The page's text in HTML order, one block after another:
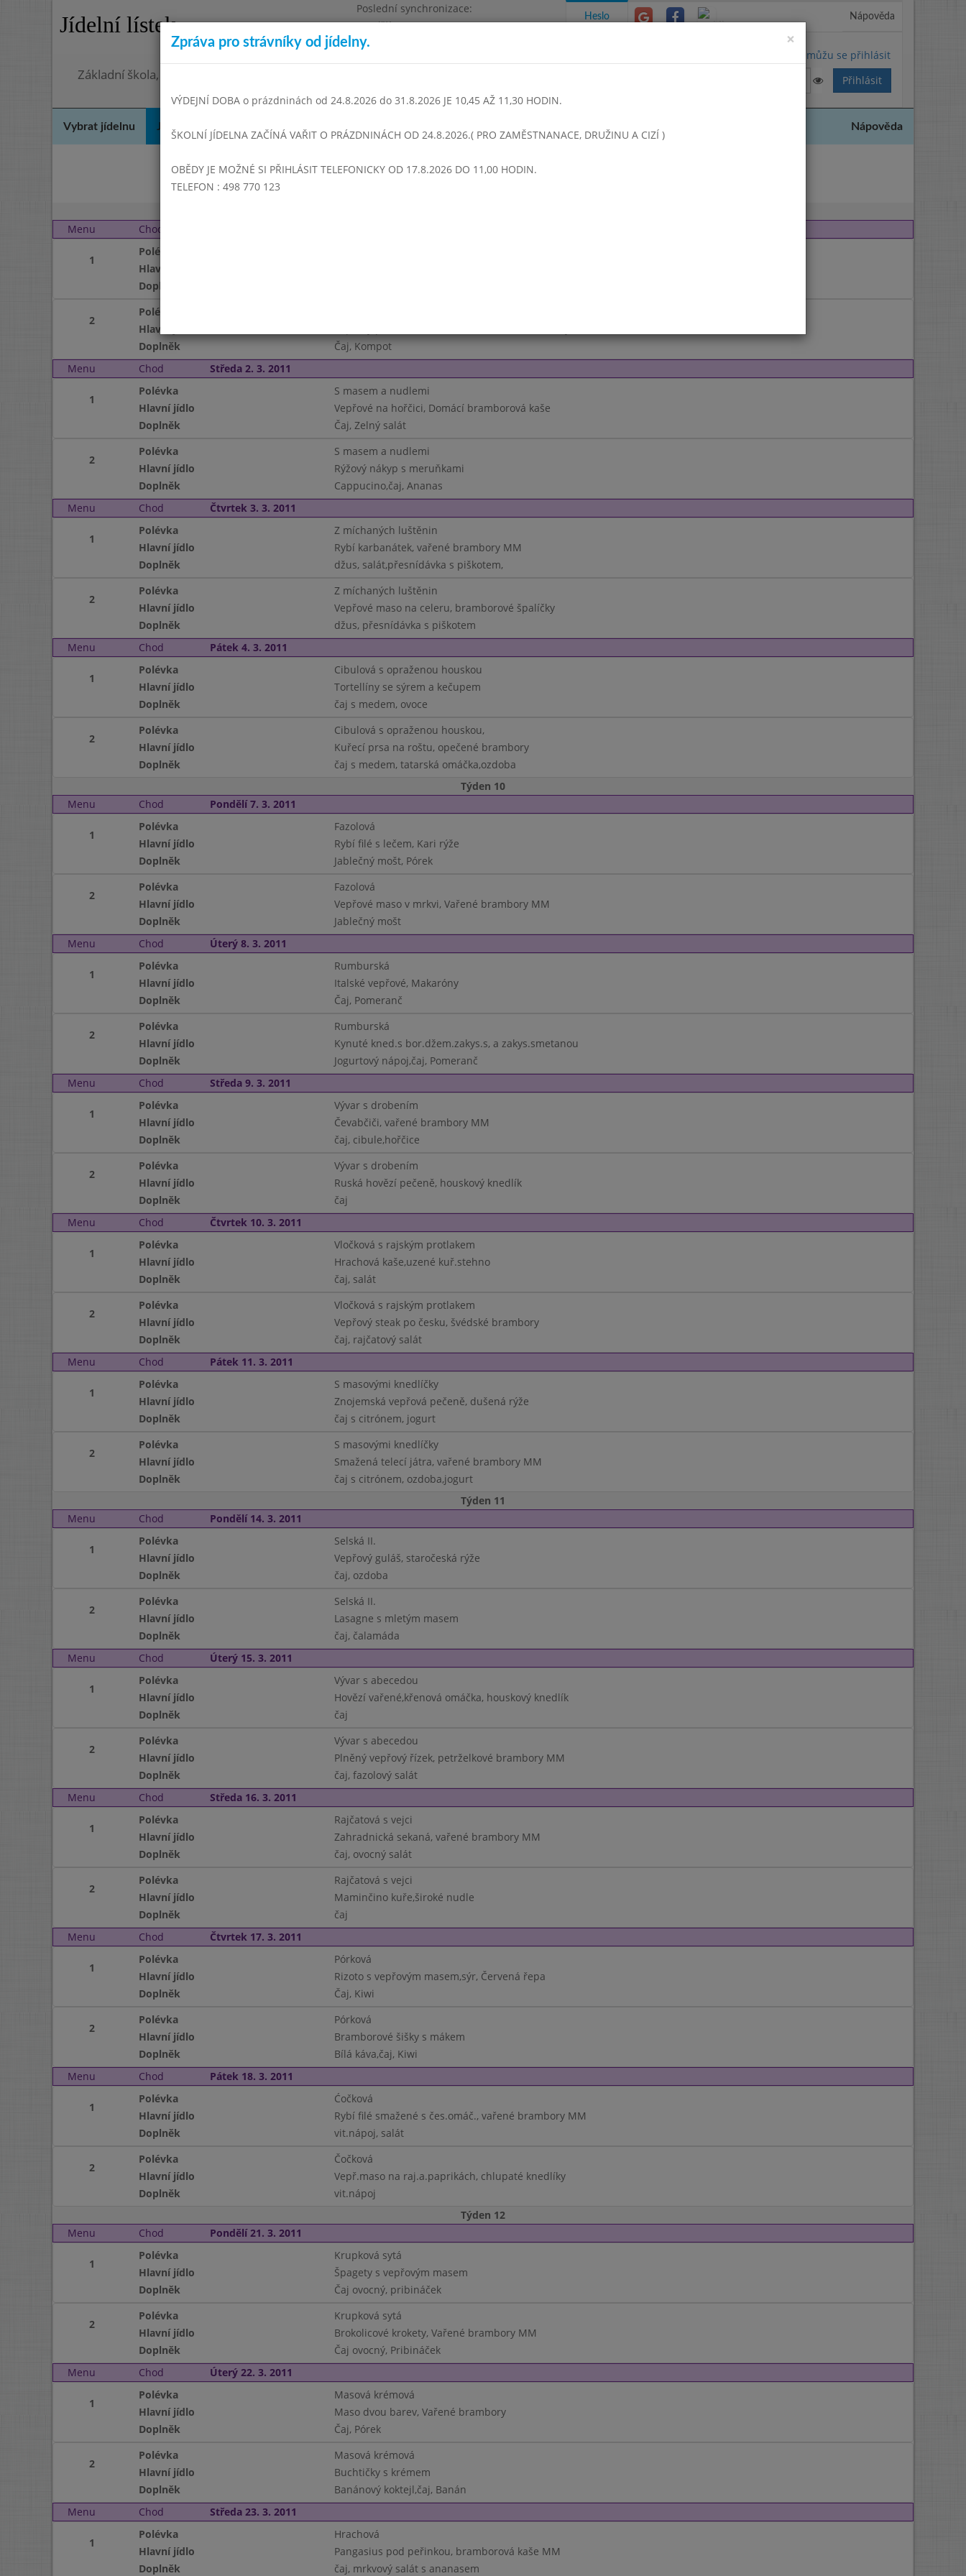
Jídelní lístek
Poslední synchronizace:
Pondělí 3.8.2026 9:06
Omezení objednávek
Základní škola, Hradec Králové, Bezručova 1468
Heslo Nápověda
Nemůžu se přihlásit
Vybrat jídelnu Jídelní lístek Nápověda
Leden 2011 Únor 2011 Březen 2011 Duben 2011
Menu
Chod
1
Polévka
Hlavní jídlo
Doplněk
2
Polévka
Hlavní jídlo
Doplněk
Čaj, Kompot
Menu
Chod Středa 2. 3. 2011
1
Polévka
S masem a nudlemi
Hlavní jídlo
Vepřové na hořčici, Domácí bramborová kaše
Doplněk
Čaj, Zelný salát
2
Polévka
S masem a nudlemi
Hlavní jídlo
Rýžový nákyp s meruňkami
Doplněk
Cappucino,čaj, Ananas
Menu
Chod Čtvrtek 3. 3. 2011
1
Polévka
Z míchaných luštěnin
Hlavní jídlo
Rybí karbanátek, vařené brambory MM
Doplněk
džus, salát,přesnídávka s piškotem,
2
Polévka
Z míchaných luštěnin
Hlavní jídlo
Vepřové maso na celeru, bramborové špalíčky
Doplněk
džus, přesnídávka s piškotem
Menu
Chod Pátek 4. 3. 2011
1
Polévka
Cibulová s opraženou houskou
Hlavní jídlo
Tortellíny se sýrem a kečupem
Doplněk
čaj s medem, ovoce
2
Polévka
Cibulová s opraženou houskou,
Hlavní jídlo
Kuřecí prsa na roštu, opečené brambory
Doplněk
čaj s medem, tatarská omáčka,ozdoba
Týden 10
Menu
Chod Pondělí 7. 3. 2011
1
Polévka
Fazolová
Hlavní jídlo
Rybí filé s lečem, Kari rýže
Doplněk
Jablečný mošt, Pórek
2
Polévka
Fazolová
Hlavní jídlo
Vepřové maso v mrkvi, Vařené brambory MM
Doplněk
Jablečný mošt
Menu
Chod Úterý 8. 3. 2011
1
Polévka
Rumburská
Hlavní jídlo
Italské vepřové, Makaróny
Doplněk
Čaj, Pomeranč
2
Polévka
Rumburská
Hlavní jídlo
Kynuté kned.s bor.džem.zakys.s, a zakys.smetanou
Doplněk
Jogurtový nápoj,čaj, Pomeranč
Menu
Chod Středa 9. 3. 2011
1
Polévka
Vývar s drobením
Hlavní jídlo
Čevabčiči, vařené brambory MM
Doplněk
čaj, cibule,hořčice
2
Polévka
Vývar s drobením
Hlavní jídlo
Ruská hovězí pečeně, houskový knedlík
Doplněk
čaj
Menu
Chod Čtvrtek 10. 3. 2011
1
Polévka
Vločková s rajským protlakem
Hlavní jídlo
Hrachová kaše,uzené kuř.stehno
Doplněk
čaj, salát
2
Polévka
Vločková s rajským protlakem
Hlavní jídlo
Vepřový steak po česku, švédské brambory
Doplněk
čaj, rajčatový salát
Menu
Chod Pátek 11. 3. 2011
1
Polévka
S masovými knedlíčky
Hlavní jídlo
Znojemská vepřová pečeně, dušená rýže
Doplněk
čaj s citrónem, jogurt
2
Polévka
S masovými knedlíčky
Hlavní jídlo
Smažená telecí játra, vařené brambory MM
Doplněk
čaj s citrónem, ozdoba,jogurt
Týden 11
Menu
Chod Pondělí 14. 3. 2011
1
Polévka
Selská II.
Hlavní jídlo
Vepřový guláš, staročeská rýže
Doplněk
čaj, ozdoba
2
Polévka
Selská II.
Hlavní jídlo
Lasagne s mletým masem
Doplněk
čaj, čalamáda
Menu
Chod Úterý 15. 3. 2011
1
Polévka
Vývar s abecedou
Hlavní jídlo
Hovězí vařené,křenová omáčka, houskový knedlík
Doplněk
čaj
2
Polévka
Vývar s abecedou
Hlavní jídlo
Plněný vepřový řízek, petrželkové brambory MM
Doplněk
čaj, fazolový salát
Menu
Chod Středa 16. 3. 2011
1
Polévka
Rajčatová s vejci
Hlavní jídlo
Zahradnická sekaná, vařené brambory MM
Doplněk
čaj, ovocný salát
2
Polévka
Rajčatová s vejci
Hlavní jídlo
Maminčino kuře,široké nudle
Doplněk
čaj
Menu
Chod Čtvrtek 17. 3. 2011
1
Polévka
Pórková
Hlavní jídlo
Rizoto s vepřovým masem,sýr, Červená řepa
Doplněk
Čaj, Kiwi
2
Polévka
Pórková
Hlavní jídlo
Bramborové šišky s mákem
Doplněk
Bílá káva,čaj, Kiwi
Menu
Chod Pátek 18. 3. 2011
1
Polévka
Ćočková
Hlavní jídlo
Rybí filé smažené s čes.omáč., vařené brambory MM
Doplněk
vit.nápoj, salát
2
Polévka
Čočková
Hlavní jídlo
Vepř.maso na raj.a.paprikách, chlupaté knedlíky
Doplněk
vit.nápoj
Týden 12
Menu
Chod Pondělí 21. 3. 2011
1
Polévka
Krupková sytá
Hlavní jídlo
Špagety s vepřovým masem
Doplněk
Čaj ovocný, pribináček
2
Polévka
Krupková sytá
Hlavní jídlo
Brokolicové krokety, Vařené brambory MM
Doplněk
Čaj ovocný, Pribináček
Menu
Chod Úterý 22. 3. 2011
1
Polévka
Masová krémová
Hlavní jídlo
Maso dvou barev, Vařené brambory
Doplněk
Čaj, Pórek
2
Polévka
Masová krémová
Hlavní jídlo
Buchtičky s krémem
Doplněk
Banánový koktejl,čaj, Banán
Menu
Chod Středa 23. 3. 2011
1
Polévka
Hrachová
Hlavní jídlo
Pangasius pod peřinkou, bramborová kaše MM
Doplněk
čaj, mrkvový salát s ananasem
×
Zpráva pro strávníky od jídelny.
VÝDEJNÍ DOBA o prázdninách od 24.8.2026 do 31.8.2026 JE 10,45 AŽ 11,30 HODIN.
ŠKOLNÍ JÍDELNA ZAČÍNÁ VAŘIT O PRÁZDNINÁCH OD 24.8.2026.( PRO ZAMĚSTNANACE, DRUŽINU A CIZÍ )
OBĚDY JE MOŽNÉ SI PŘIHLÁSIT TELEFONICKY OD 17.8.2026 DO 11,00 HODIN.
TELEFON : 498 770 123